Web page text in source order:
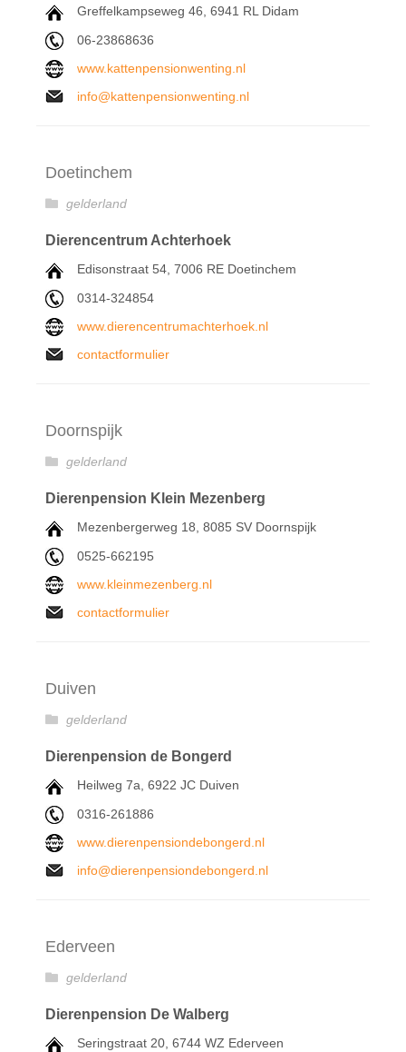
Greffelkampseweg 46, 6941 RL Didam
06-23868636
www.kattenpensionwenting.nl
info@kattenpensionwenting.nl
Doetinchem
gelderland
Dierencentrum Achterhoek
Edisonstraat 54, 7006 RE Doetinchem
0314-324854
www.dierencentrumachterhoek.nl
contactformulier
Doornspijk
gelderland
Dierenpension Klein Mezenberg
Mezenbergerweg 18, 8085 SV Doornspijk
0525-662195
www.kleinmezenberg.nl
contactformulier
Duiven
gelderland
Dierenpension de Bongerd
Heilweg 7a, 6922 JC Duiven
0316-261886
www.dierenpensiondebongerd.nl
info@dierenpensiondebongerd.nl
Ederveen
gelderland
Dierenpension De Walberg
Seringstraat 20, 6744 WZ Ederveen